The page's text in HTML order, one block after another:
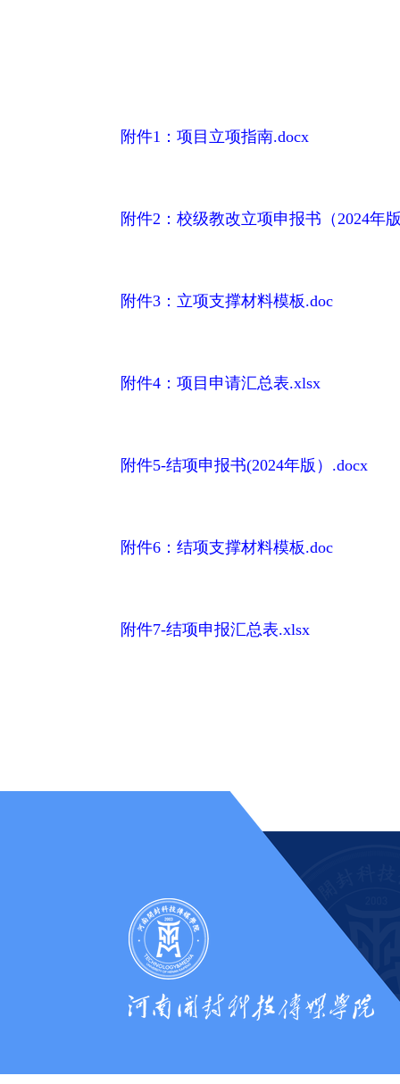
附件1：项目立项指南.docx
附件2：校级教改立项申报书（2024年
附件3：立项支撑材料模板.doc
附件4：项目申请汇总表.xlsx
附件5-结项申报书(2024年版）.docx
附件6：结项支撑材料模板.doc
附件7-结项申报汇总表.xlsx